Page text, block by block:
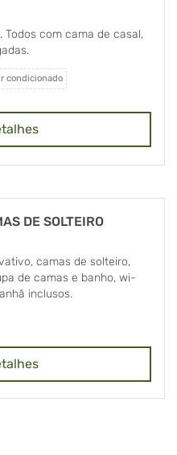
com cama de casal,
condicionado
DE SOLTEIRO
camas de solteiro,
de camas e banho, wi-
inclusos.